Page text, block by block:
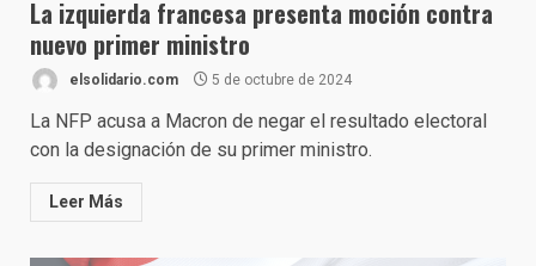
La izquierda francesa presenta moción contra
nuevo primer ministro
elsolidario.com 5 de octubre de 2024
La NFP acusa a Macron de negar el resultado electoral
con la designación de su primer ministro.
Leer Más